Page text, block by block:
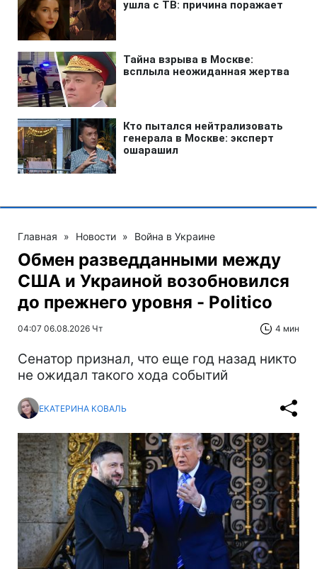
Главная » Новости » Война в Украине
Обмен разведданными между
США и Украиной возобновился
до прежнего уровня - Politico
04:07 06.08.2026 Чт 4 мин
Сенатор признал, что еще год назад никто
не ожидал такого хода событий
ЕКАТЕРИНА КОВАЛЬ